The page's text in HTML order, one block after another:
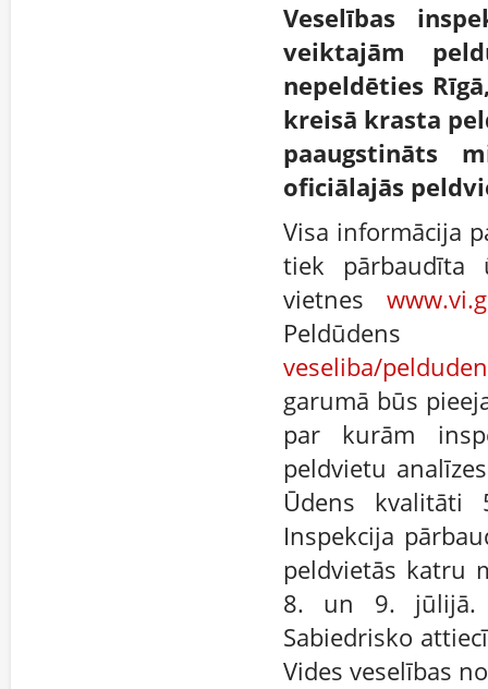
Veselības
veiktajām
nepeldēties
kreisā krasta
paaugstināts
oficiālajās
Visa informācija
tiek pārbaudīta
vietnes
veseliba/
garumā būs
par kurām
peldvietu
Ūdens kvalitāti
Inspekcija
peldvietās katru
8. un 9. jūlijā.
Sabiedrisko
Vides veselības